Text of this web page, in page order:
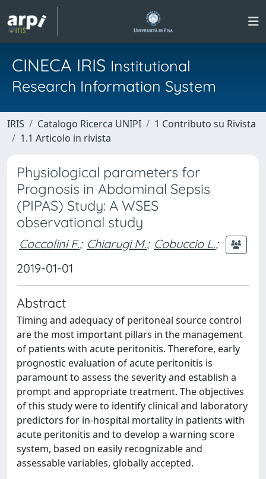
CINECA IRIS Institutional
Research Information System
IRIS Catalogo Ricerca UNIPI
1 Contributo su Rivista
1.1 Articolo in rivista
Physiological parameters for
Prognosis in Abdominal Sepsis
(PIPAS) Study: A WSES
observational study
Coccolini F.; Chiarugi M.; Cobuccio L.;
2019-01-01
Abstract
Timing and adequacy of peritoneal source control
are the most important pillars in the management
of patients with acute peritonitis. Therefore, early
prognostic evaluation of acute peritonitis is
paramount to assess the severity and establish a
prompt and appropriate treatment. The objectives
of this study were to identify clinical and laboratory
predictors for in-hospital mortality in patients with
acute peritonitis and to develop a warning score
system, based on easily recognizable and
assessable variables, globally accepted.